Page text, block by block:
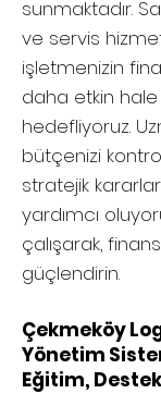
sunmaktadır.
ve servis
işletmenizin
daha etkin
hedefliyoruz.
bütçenizi
stratejik
yardımcı
çalışarak,
güçlendirin.
Çekmeköy
Yönetim
Eğitim,